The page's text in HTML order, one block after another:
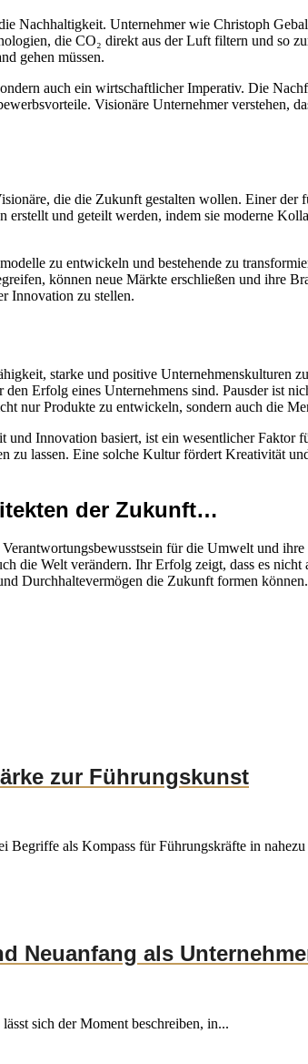
Nachhaltigkeit. Unternehmer wie Christoph
die CO₂ direkt aus der Luft filtern und so
gehen müssen.
auch ein wirtschaftlicher Imperativ. Die
Visionäre Unternehmer verstehen,
die die Zukunft gestalten wollen. Einer
und geteilt werden, indem sie moderne
zu entwickeln und bestehende zu
können neue Märkte erschließen und ihre
Innovation zu stellen.
starke und positive Unternehmenskulturen
Erfolg eines Unternehmens sind. Pausder ist
Produkte zu entwickeln, sondern auch die
Innovation basiert, ist ein wesentlicher
zu lassen. Eine solche Kultur fördert Kreativität
der Zukunft…
für die Umwelt und
die Welt verändern. Ihr Erfolg zeigt, dass es
Durchhaltevermögen die Zukunft formen können.
zur Führungskunst
Begriffe als Kompass für Führungskräfte in
Neuanfang als
sich der Moment beschreiben, in...